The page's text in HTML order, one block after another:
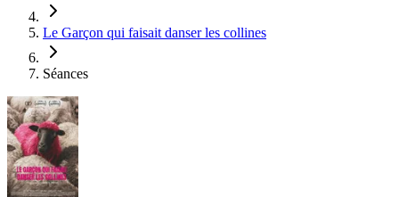
Le Garçon qui faisait danser les collines
Séances